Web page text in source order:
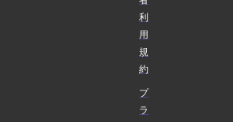
利
用
規
約
プ
ラ